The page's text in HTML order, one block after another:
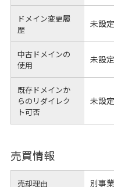
ドメイン変更履
歴
未設定
中古ドメインの
使用
未設定
既存ドメインか
らのリダイレク
ト可否
未設定
売買情報
売却理由 別事